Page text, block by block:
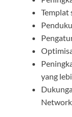
Templat
yang